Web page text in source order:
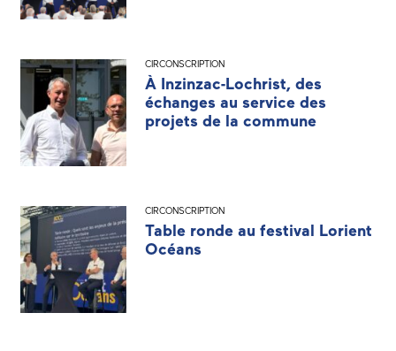
CIRCONSCRIPTION
À Inzinzac-Lochrist, des
échanges au service des
projets de la commune
CIRCONSCRIPTION
Table ronde au festival Lorient
Océans